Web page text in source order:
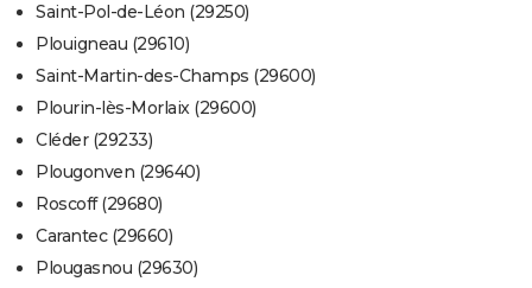
Saint-Pol-de-Léon (29250)
Plouigneau (29610)
Saint-Martin-des-Champs (29600)
Plourin-lès-Morlaix (29600)
Cléder (29233)
Plougonven (29640)
Roscoff (29680)
Carantec (29660)
Plougasnou (29630)